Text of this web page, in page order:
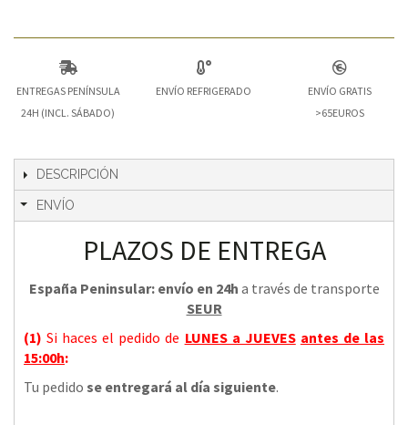
ENTREGAS PENÍNSULA
24H (INCL. SÁBADO)
ENVÍO REFRIGERADO
ENVÍO GRATIS
>65EUROS
DESCRIPCIÓN
ENVÍO
PLAZOS DE ENTREGA
España Peninsular: envío en 24h a través de transporte
SEUR
(1)Si haces el pedido de LUNES a JUEVES antes de las
15:00h:
Tu pedido se entregará al día siguiente.